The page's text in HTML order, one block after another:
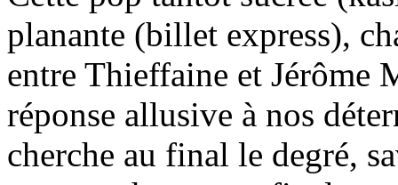
planante (billet express),
entre Thieffaine et Jérôme
réponse allusive à nos
cherche au final le degré,